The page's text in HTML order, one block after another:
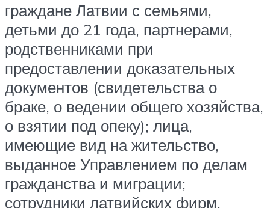
граждане Латвии с семьями,
детьми до 21 года, партнерами,
родственниками при
предоставлении доказательных
документов (свидетельства о
браке, о ведении общего хозяйства,
о взятии под опеку); лица,
имеющие вид на жительство,
выданное Управлением по делам
гражданства и миграции;
сотрудники латвийских фирм,